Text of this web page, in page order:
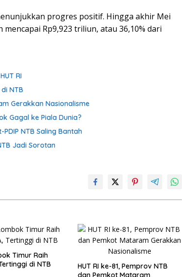
progres positif. Hingga akhir Mei
Rp9,923 triliun, atau 36,10% dari
RI
NTB
Gerakkan Nasionalisme
Gagal ke Piala Dunia?
NTB Saling Bantah
Jadi Sorotan
Timur Raih
di NTB
HUT RI ke-81, Pemprov NTB
dan Pemkot Mataram